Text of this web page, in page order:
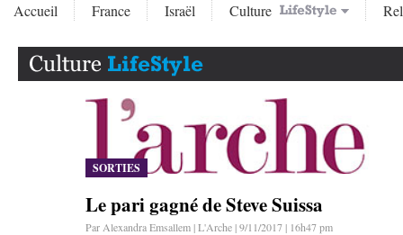
Accueil France Israël Culture
SORTIES
Le pari gagné de Steve Suissa
Par Alexandra Emsallem | L'Arche | 9/11/2017 | 16h47 pm